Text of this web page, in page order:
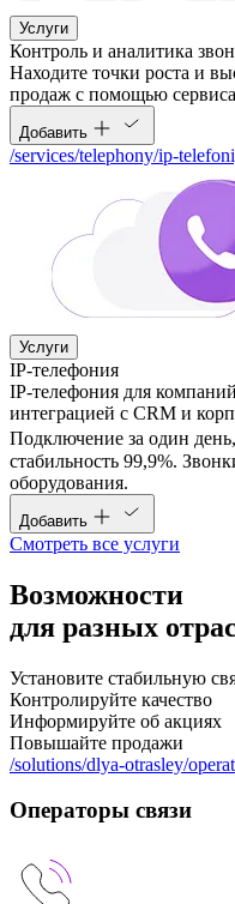
Услуги
Контроль и аналитика
Находите точки роста и
продаж с помощью
Добавить
/services/telephony/ip-
Услуги
IP-телефония
IP-телефония для
интеграцией с CRM и
Подключение за один
стабильность 99,9%.
оборудования.
Добавить
Смотреть все услуги
Возможности
для разных
Установите стабильную
Контролируйте качество
Информируйте об акциях
Повышайте продажи
/solutions/dlya-otrasley/
Операторы связи